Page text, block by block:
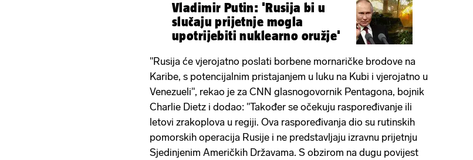
Vladimir Putin: 'Rusija bi u
slučaju prijetnje mogla
upotrijebiti nuklearno oružje'
"Rusija će vjerojatno poslati borbene mornaričke brodove na
Karibe, s potencijalnim pristajanjem u luku na Kubi i vjerojatno u
Venezueli", rekao je za CNN glasnogovornik Pentagona, bojnik
Charlie Dietz i dodao: "Također se očekuju raspoređivanje ili
letovi zrakoplova u regiji. Ova raspoređivanja dio su rutinskih
pomorskih operacija Rusije i ne predstavljaju izravnu prijetnju
Sjedinjenim Američkih Državama. S obzirom na dugu povijest